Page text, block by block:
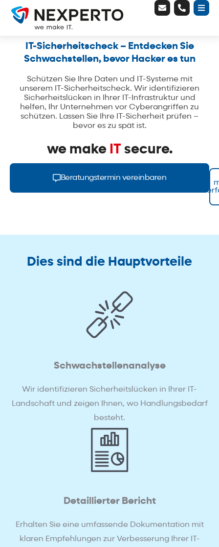
Zum
Inhalt
E
n
o
p
e
h
-
a
l
B
a
IT-Sicherheitscheck – Entdecken Sie
Schwachstellen, bevor Hacker es tun
Schützen Sie Ihre Daten und IT-Systeme mit
unserem IT-Sicherheitscheck. Wir identifizieren
Sicherheitslücken in Ihrer IT-Infrastruktur und
helfen, Ihr Unternehmen vor Cyberangriffen zu
schützen. Lassen Sie Ihre IT-Sicherheit prüfen –
bevor es zu spät ist.
we make ITsecure.
Beratungstermin vereinbaren
Dies sind die Hauptvorteile
Schwachstellenanalyse
Wir identifizieren Sicherheitslücken in Ihrer IT-
Landschaft und zeigen Ihnen, wo Handlungsbedarf
besteht.
Detaillierter Bericht
Erhalten Sie eine umfassende Dokumentation mit
klaren Empfehlungen zur Verbesserung Ihrer IT-